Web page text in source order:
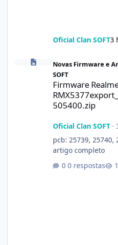
Oficial Clan SOFT3
Firmware Realme C100i
Novas Firmware e
SOFT
Firmware
505400.zip
Oficial Clan SOFT·
pcb: 25739, 25740,
artigo completo
0 respostas